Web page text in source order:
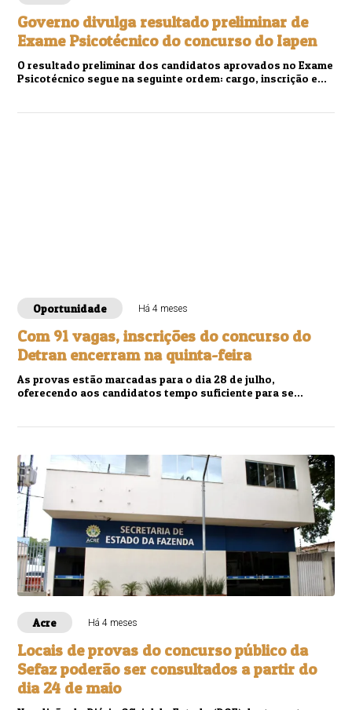
Governo divulga resultado preliminar de
Exame Psicotécnico do concurso do Iapen
O resultado preliminar dos candidatos aprovados no Exame
Psicotécnico segue na seguinte ordem: cargo, inscrição e
Oportunidade Há 4 meses
Com 91 vagas, inscrições do concurso do
Detran encerram na quinta-feira
As provas estão marcadas para o dia 28 de julho,
oferecendo aos candidatos tempo suficiente para se
Acre Há 4 meses
Locais de provas do concurso público da
Sefaz poderão ser consultados a partir do
dia 24 de maio